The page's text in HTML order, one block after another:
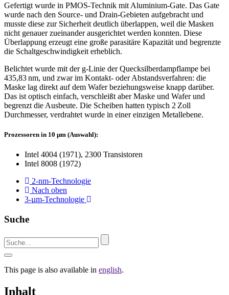
Gefertigt wurde in PMOS-Technik mit Aluminium-Gate. Das Gate
wurde nach den Source- und Drain-Gebieten aufgebracht und
musste diese zur Sicherheit deutlich überlappen, weil die Masken
nicht genauer zueinander ausgerichtet werden konnten. Diese
Überlappung erzeugt eine große parasitäre Kapazität und begrenzte
die Schaltgeschwindigkeit erheblich.
Belichtet wurde mit der g-Linie der Quecksilberdampflampe bei
435,83 nm, und zwar im Kontakt- oder Abstandsverfahren: die
Maske lag direkt auf dem Wafer beziehungsweise knapp darüber.
Das ist optisch einfach, verschleißt aber Maske und Wafer und
begrenzt die Ausbeute. Die Scheiben hatten typisch 2 Zoll
Durchmesser, verdrahtet wurde in einer einzigen Metallebene.
Prozessoren in 10 µm (Auswahl):
Intel 4004 (1971), 2300 Transistoren
Intel 8008 (1972)
2-nm-Technologie
Nach oben
3-µm-Technologie
Suche
This page is also available in english.
Inhalt